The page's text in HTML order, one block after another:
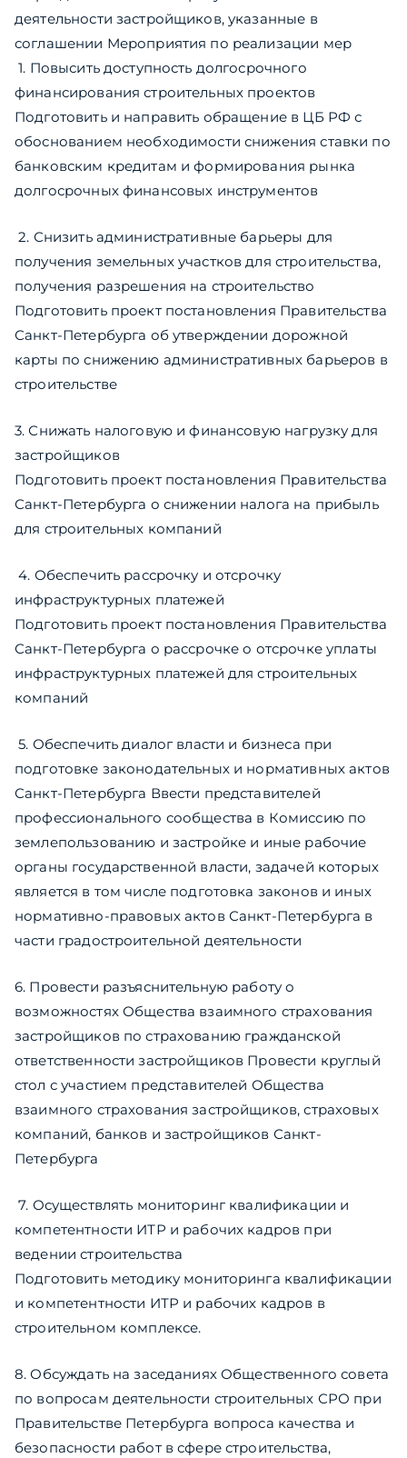
деятельности застройщиков, указанные в
соглашении Мероприятия по реализации мер
​ 1. Повысить доступность долгосрочного
финансирования строительных проектов
Подготовить и направить обращение в ЦБ РФ с
обоснованием необходимости снижения ставки по
банковским кредитам и формирования рынка
долгосрочных финансовых инструментов
​ 2. Снизить административные барьеры для
получения земельных участков для строительства,
получения разрешения на строительство
Подготовить проект постановления Правительства
Санкт-Петербурга об утверждении дорожной
карты по снижению административных барьеров в
строительстве
3. Снижать налоговую и финансовую нагрузку для
застройщиков
Подготовить проект постановления Правительства
Санкт-Петербурга о снижении налога на прибыль
для строительных компаний
​ 4. Обеспечить рассрочку и отсрочку
инфраструктурных платежей
Подготовить проект постановления Правительства
Санкт-Петербурга о рассрочке о отсрочке уплаты
инфраструктурных платежей для строительных
компаний
​ 5. Обеспечить диалог власти и бизнеса при
подготовке законодательных и нормативных актов
Санкт-Петербурга Ввести представителей
профессионального сообщества в Комиссию по
землепользованию и застройке и иные рабочие
органы государственной власти, задачей которых
является в том числе подготовка законов и иных
нормативно-правовых актов Санкт-Петербурга в
части градостроительной деятельности
6. Провести разъяснительную работу о
возможностях Общества взаимного страхования
застройщиков по страхованию гражданской
ответственности застройщиков Провести круглый
стол с участием представителей Общества
взаимного страхования застройщиков, страховых
компаний, банков и застройщиков Санкт-
Петербурга
​ 7. Осуществлять мониторинг квалификации и
компетентности ИТР и рабочих кадров при
ведении строительства
Подготовить методику мониторинга квалификации
и компетентности ИТР и рабочих кадров в
строительном комплексе.
8. Обсуждать на заседаниях Общественного совета
по вопросам деятельности строительных СРО при
Правительстве Петербурга вопроса качества и
безопасности работ в сфере строительства,